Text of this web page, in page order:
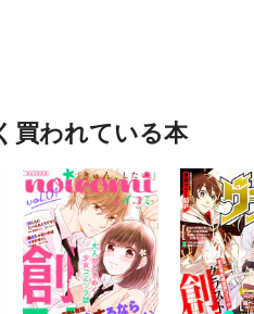
買われている本